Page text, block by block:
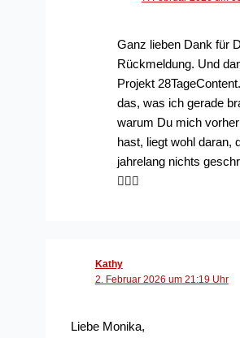
Ganz lieben Dank für
Rückmeldung. Und
Projekt
das, was ich gerade
warum Du mich
hast, liegt wohl daran,
jahrelang nichts
🤷🏽‍♀️
Kathy
2. Februar 2026 um 21:19 Uhr
Liebe Monika,